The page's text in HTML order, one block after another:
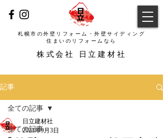
札幌市の外壁リフォーム・外壁サイディング
​株式会社 日立建材社
​住まいのリフォームなら
記事
全ての記事
全ての記事
日立建材社
2023年9月3日